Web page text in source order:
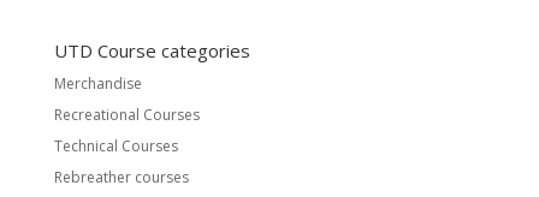
UTD Course categories
Merchandise
Recreational Courses
Technical Courses
Rebreather courses